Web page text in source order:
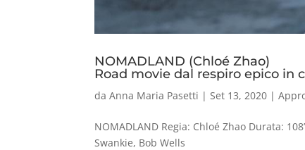
NOMADLAND (Chloé Zhao)
Road movie dal respiro epico in
daAnna Maria Pasetti | Set 13, 2020 |
NOMADLAND Regia: Chloé Zhao Durata:
Swankie, Bob Wells